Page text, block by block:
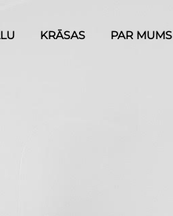
KRĀSAS PAR MUMS